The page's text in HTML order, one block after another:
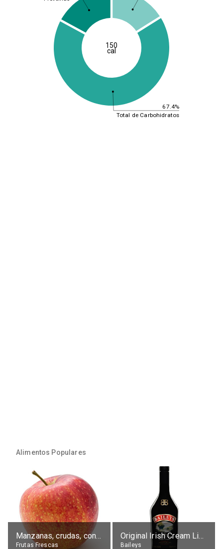
67.4%
Total de Carbohidratos
150
cal
Alimentos Populares
Manzanas, crudas, con piel
Frutas Frescas
Original Irish Cream Liqueur (17% alc.)
Baileys